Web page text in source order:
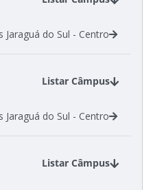
Jaraguá do Sul - Centro
Listar Câmpus
Jaraguá do Sul - Centro
Listar Câmpus